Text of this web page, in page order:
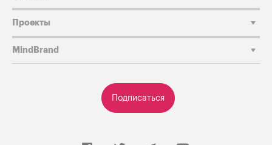
Подписаться
Проекты
MindBrand